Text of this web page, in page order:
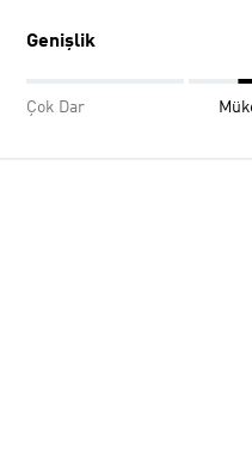
Genişlik
Çok Dar